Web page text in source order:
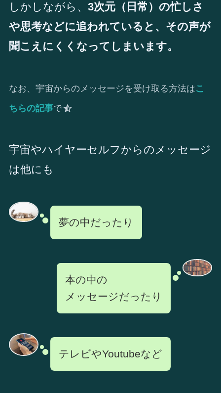
しかしながら、 3次元（日常）の忙しさ
や思考などに追われていると、その声が
聞こえにくくなってしまいます。
なお、宇宙からのメッセージを受け取る方法はこ
ちらの記事で
宇宙やハイヤーセルフからのメッセージ
は他にも
夢の中だったり
本の中の
メッセージだったり
テレビやYoutubeなど